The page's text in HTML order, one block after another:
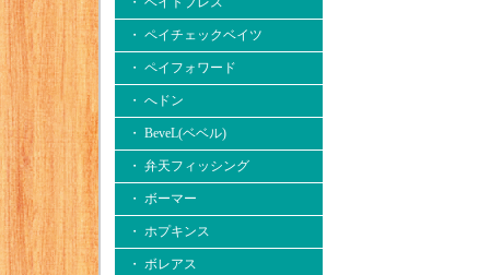
・ ペイチェックベイツ
・ ペイフォワード
・ へドン
・ BeveL(ベベル)
・ 弁天フィッシング
・ ボーマー
・ ホプキンス
・ ボレアス